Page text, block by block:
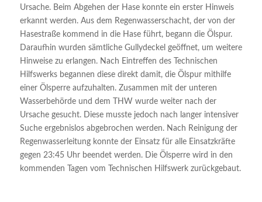
Ursache. Beim Abgehen der Hase konnte ein erster Hinweis
erkannt werden. Aus dem Regenwasserschacht, dervon der
Hasestraßekommend in die Haseführt, begann die Ölspur.
Daraufhin wurden sämtliche Gullydeckel geöffnet, um weitere
Hinweise zu erlangen. Nach Eintreffen des Technischen
Hilfswerks begannen diese direkt damit, die Ölspur mithilfe
einer Ölsperre aufzuhalten. Zusammen mit der unteren
Wasserbehörde und dem THW wurde weiter nach der
Ursache gesucht. Diese musste jedoch nach langer intensiver
Suche ergebnislos abgebrochen werden. Nach Reinigung der
Regenwasserleitung konnte der Einsatz für alle Einsatzkräfte
gegen 23:45 Uhrbeendet werden. Die Ölsperre wird in den
kommenden Tagen vom Technischen Hilfswerk zurückgebaut.